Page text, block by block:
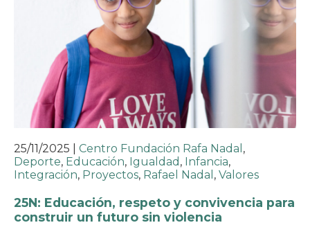
25/11/2025 Centro Fundación Rafa Nadal ,
Deporte, Educación, Igualdad , Infancia,
Integración, Proyectos, Rafael Nadal , Valores
25N: Educación, respeto y convivencia para
construir un futuro sin violencia